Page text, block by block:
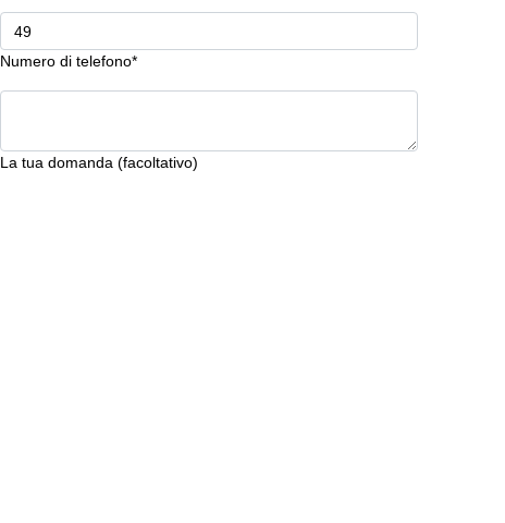
Numero di telefono*
La tua domanda (facoltativo)